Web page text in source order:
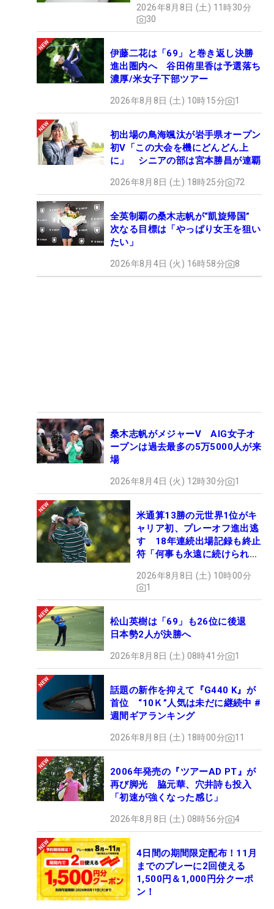
ュー
2026年8月8日 (土) 11時30分
30
伊藤二花は「69」と巻き返し決勝
進出圏内へ 谷田侑里香は予選落ち
濃厚/米女子下部ツアー
2026年8月8日 (土) 10時15分 1
初出場の鳥海颯汰が岩手県オープン
初V「この大会を機にどんどん上
に」 シニアの部は宮本勝昌が連覇
2026年8月8日 (土) 18時25分 72
全英制覇の桑木志帆が“凱旋帰国”
次なる目標は「やっぱり女王を狙い
たい」
2026年8月4日 (火) 16時58分 8
桑木志帆がメジャーV AIG女子オ
ープンは過去最多の5万5000人が来
場
2026年8月4日 (火) 12時30分 1
米通算13勝の元世界1位がキ
ャリア初、プレーオフ進出逃
す 18年連続出場記録も終止
符「何事も永遠に続けられな
2026年8月8日 (土) 10時00分
1
松山英樹は「69」も26位に後退
日本勢2人が決勝へ
2026年8月8日 (土) 08時41分 1
話題の新作を抑えて『G440 K』が
首位 “10Ｋ”人気は未だに継続中 #
週間ギアランキング
2026年8月8日 (土) 18時00分 11
2006年発売の『ツアーAD PT』が
再び脚光 脇元華、穴井詩も投入
「初速が強くなった感じ」
2026年8月8日 (土) 08時56分 4
4日間の期間限定配布！11月
までのプレーに2回使える
1,500円＆1,000円分クーポ
ン！